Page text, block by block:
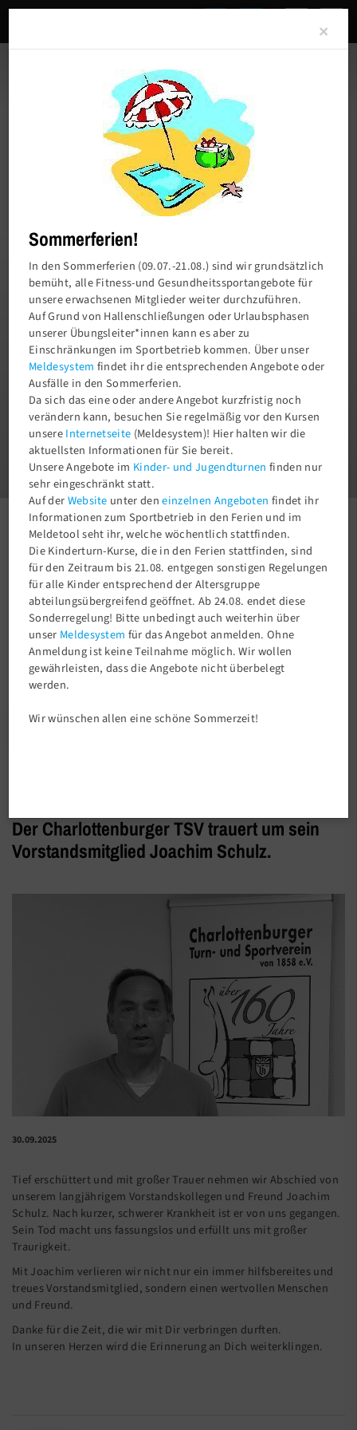
Charlottenburger Turn- und Sportverein von
1858 e.V.
1 3
Aktuelles
Newsroom
Der Charlottenburger TSV trauert um sein Vorstandsmitglied Joachim Schulz.
Der Charlottenburger TSV trauert um sein
Vorstandsmitglied Joachim Schulz.
30.09.2025
Tief erschüttert und mit großer Trauer nehmen wir Abschied von
unserem langjährigem Vorstandskollegen und Freund Joachim
Schulz. Nach kurzer, schwerer Krankheit ist er von uns gegangen.
Sein Tod macht uns fassungslos und erfüllt uns mit großer
Traurigkeit.
Mit Joachim verlieren wir nicht nur ein immer hilfsbereites und
treues Vorstandsmitglied, sondern einen wertvollen Menschen
und Freund.
Danke für die Zeit, die wir mit Dir verbringen durften.
In unseren Herzen wird die Erinnerung an Dich weiterklingen.
×
Sommerferien!
In den Sommerferien (09.07.-21.08.) sind wir grundsätzlich
bemüht, alle Fitness-und Gesundheitssportangebote für
unsere erwachsenen Mitglieder weiter durchzuführen.
Auf Grund von Hallenschließungen oder Urlaubsphasen
unserer Übungsleiter*innen kann es aber zu
Einschränkungen im Sportbetrieb kommen. Über unser
Meldesystem findet ihr die entsprechenden Angebote oder
Ausfälle in den Sommerferien.
Da sich das eine oder andere Angebot kurzfristig noch
verändern kann, besuchen Sie regelmäßig vor den Kursen
unsereInternetseite (Meldesystem)! Hier halten wir die
aktuellsten Informationen für Sie bereit.
Unsere Angebote im Kinder- und Jugendturnen finden nur
sehr eingeschränkt statt.
Auf derWebsite unter deneinzelnen Angeboten findet ihr
Informationen zum Sportbetrieb in den Ferien und im
Meldetool seht ihr, welche wöchentlich stattfinden.
Die Kinderturn-Kurse, die in den Ferien stattfinden, sind
für den Zeitraum bis 21.08. entgegen sonstigen Regelungen
für alle Kinder entsprechend der Altersgruppe
abteilungsübergreifend geöffnet. Ab 24.08. endet diese
Sonderregelung! Bitte unbedingt auch weiterhin über
unser Meldesystem für das Angebot anmelden. Ohne
Anmeldung ist keine Teilnahme möglich. Wir wollen
gewährleisten, dass die Angebote nicht überbelegt
werden.
Wir wünschen allen eine schöne Sommerzeit!